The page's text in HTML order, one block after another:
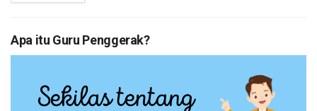
Apa itu Guru Penggerak?